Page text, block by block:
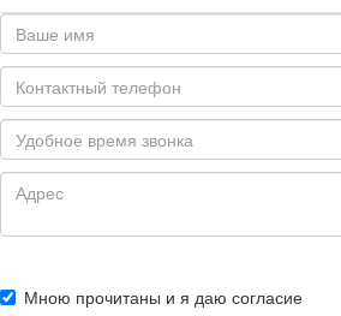
Мною прочитаны и я даю согласие